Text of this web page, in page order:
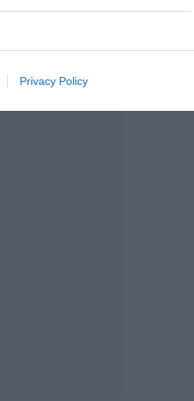
Privacy Policy